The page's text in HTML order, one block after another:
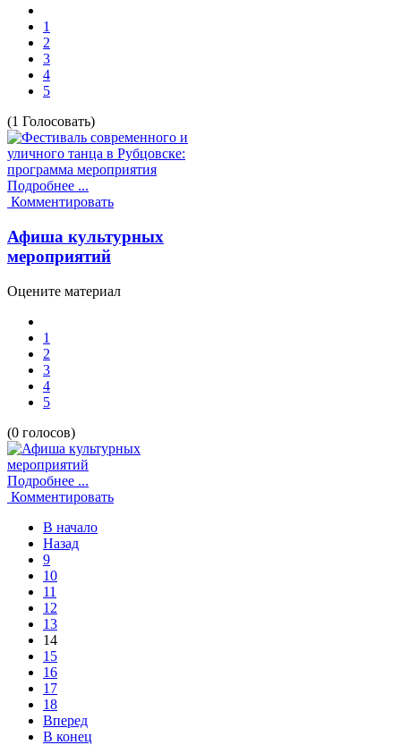
1
2
3
4
5
(1 Голосовать)
Подробнее ...
Комментировать
Афиша культурных
мероприятий
Оцените материал
1
2
3
4
5
(0 голосов)
Подробнее ...
Комментировать
В начало
Назад
9
10
11
12
13
14
15
16
17
18
Вперед
В конец